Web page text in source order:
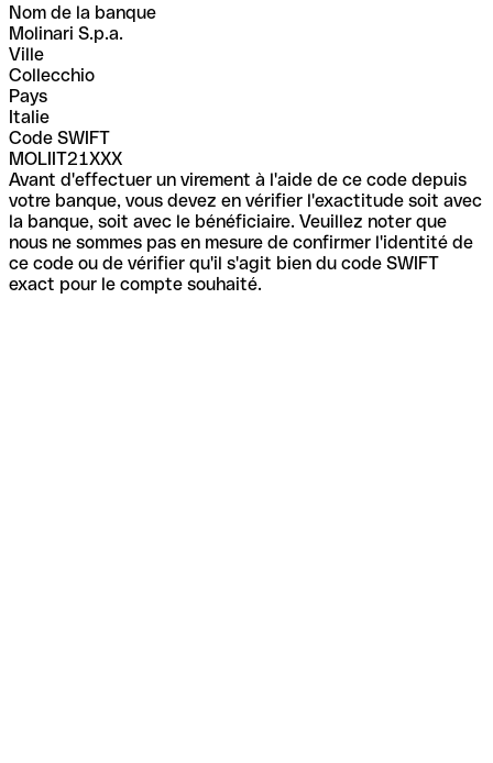
Nom de la banque
Molinari S.p.a.
Ville
Collecchio
Pays
Italie
Code SWIFT
MOLIIT21XXX
Avant d'effectuer un virement à l'aide de ce code depuis
votre banque, vous devez en vérifier l'exactitude soit avec
la banque, soit avec le bénéficiaire. Veuillez noter que
nous ne sommes pas en mesure de confirmer l'identité de
ce code ou de vérifier qu'il s'agit bien du code SWIFT
exact pour le compte souhaité.